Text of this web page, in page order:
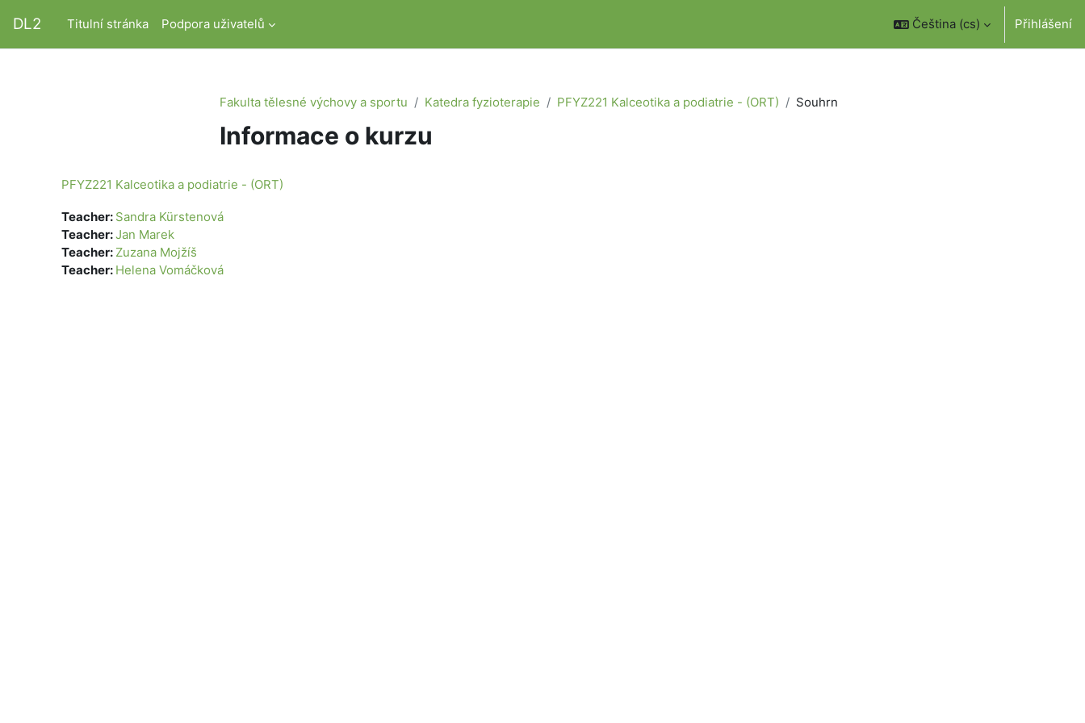
DL2 Titulní stránka Podpora uživatelů Čeština ‎(cs)‎ Přihlášení
Fakulta tělesné výchovy a sportu Katedra fyzioterapie PFYZ221 Kalceotika a podiatrie - (ORT) Souhrn
Informace o kurzu
PFYZ221 Kalceotika a podiatrie - (ORT)
Teacher: Sandra Kürstenová
Teacher:Jan Marek
Teacher: Zuzana Mojžíš
Teacher: Helena Vomáčková